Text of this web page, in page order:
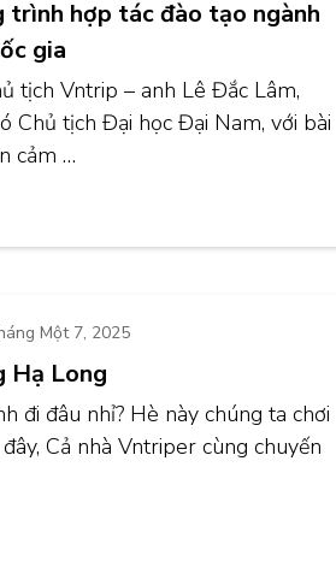
trình hợp tác đào tạo ngành
gia
tịch Vntrip – anh Lê Đắc Lâm,
Chủ tịch Đại học Đại Nam, với bài
cảm …
Một 7, 2025
Hạ Long
đi đâu nhỉ? Hè này chúng ta chơi
Cả nhà Vntriper cùng chuyến